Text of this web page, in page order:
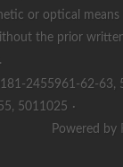
or optical means
the prior
2455961-62-63,
5011025 ·
Powered by